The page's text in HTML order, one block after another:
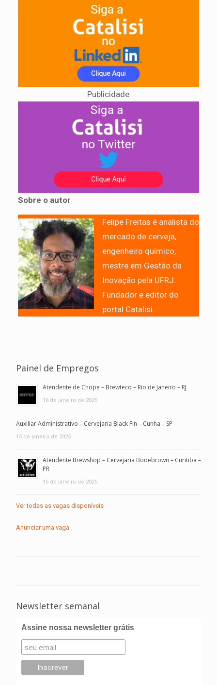
Publicidade
Sobre o autor
Felipe Freitas é analista do
mercado de cerveja,
engenheiro químico,
mestre em Gestão da
Inovação pela UFRJ.
Fundador e editor do
portal Catalisi.
Painel de Empregos
Atendente de Chope – Brewteco – Rio de Janeiro – RJ
16 de janeiro de 2025
Auxiliar Administrativo – Cervejaria Black Fin – Cunha – SP
15 de janeiro de 2025
Atendente Brewshop – Cervejaria Bodebrown – Curitiba –
PR
15 de janeiro de 2025
Ver todas as vagas disponíveis
Anunciar uma vaga
Newsletter semanal
Assine nossa newsletter grátis